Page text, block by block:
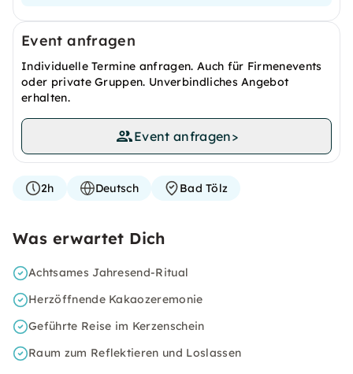
Event anfragen
Individuelle Termine anfragen. Auch für Firmenevents
oder private Gruppen. Unverbindliches Angebot
erhalten.
Event anfragen>
2h Deutsch Bad Tölz
Was erwartet Dich
Achtsames Jahresend-Ritual
Herzöffnende Kakaozeremonie
Geführte Reise im Kerzenschein
Raum zum Reflektieren und Loslassen